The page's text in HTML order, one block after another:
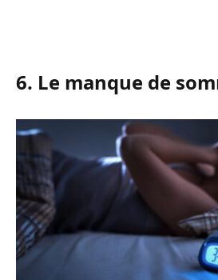
6. Le manque de